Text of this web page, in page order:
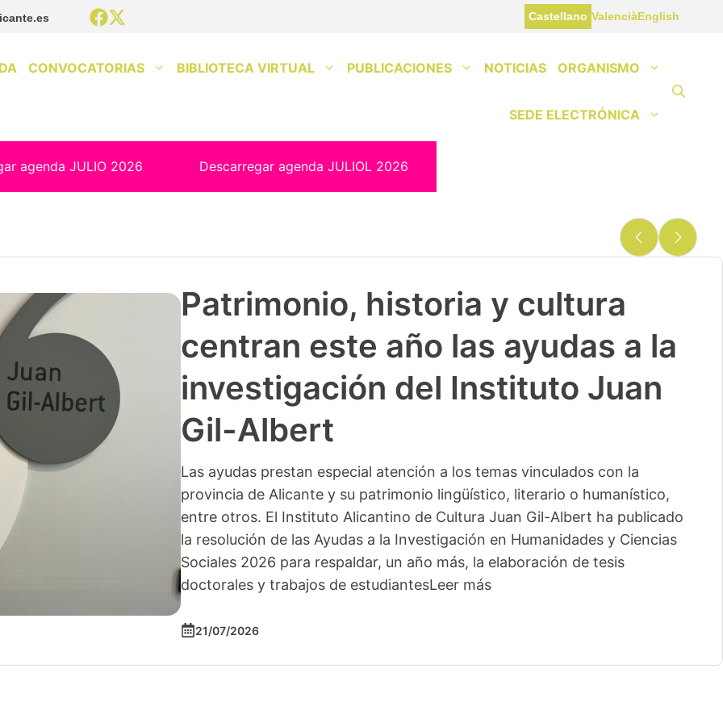
Castellano ValenciàEnglish
CONVOCATORIAS BIBLIOTECA VIRTUAL PUBLICACIONES NOTICIAS ORGANISMO
SEDE ELECTRÓNICA
agenda JULIO 2026 Descarregar agenda JULIOL 2026
Patrimonio, historia y cultura
centran este año las ayudas a la
investigación del Instituto Juan
Gil-Albert
Las ayudas prestan especial atención a los temas vinculados con la
provincia de Alicante y su patrimonio lingüístico, literario o humanístico,
entre otros. El Instituto Alicantino de Cultura Juan Gil-Albert ha publicado
la resolución de las Ayudas a la Investigación en Humanidades y Ciencias
Sociales 2026 para respaldar, un año más, la elaboración de tesis
doctorales y trabajos de estudiantesLeer más
21/07/2026